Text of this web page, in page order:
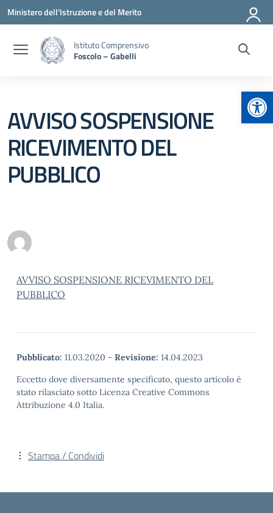
Vai ai contenuti
Vai al menu di navigazione
Vai al footer
Ministero dell'Istruzione e del Merito
Istituto Comprensivo
Foscolo – Gabelli
AVVISO SOSPENSIONE
RICEVIMENTO DEL
PUBBLICO
AVVISO SOSPENSIONE RICEVIMENTO DEL
PUBBLICO
Pubblicato: 11.03.2020 - Revisione: 14.04.2023
Eccetto dove diversamente specificato, questo articolo è
stato rilasciato sotto Licenza Creative Commons
Attribuzione 4.0 Italia.
Stampa / Condividi